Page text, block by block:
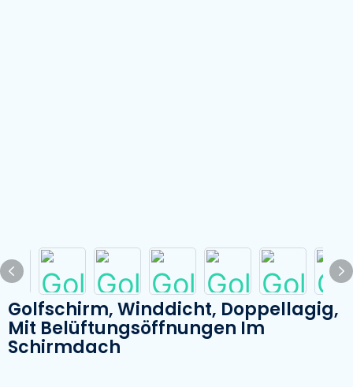
Golfschirm, Winddicht, Doppellagig,
Mit Belüftungsöffnungen Im
Schirmdach